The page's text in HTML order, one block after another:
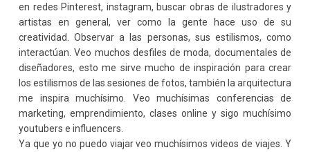
en redes Pinterest, instagram, buscar obras de ilustradores y
artistas en general, ver como la gente hace uso de su
creatividad. Observar a las personas, sus estilismos, como
interactúan. Veo muchos desfiles de moda, documentales de
diseñadores, esto me sirve mucho de inspiración para crear
los estilismos de las sesiones de fotos, también la arquitectura
me inspira muchísimo. Veo muchísimas conferencias de
marketing, emprendimiento, clases online y sigo muchísimo
youtubers e influencers.
Ya que yo no puedo viajar veo muchísimos videos de viajes. Y